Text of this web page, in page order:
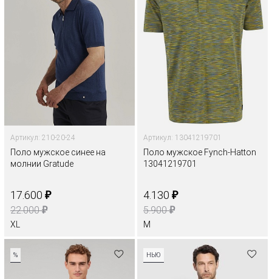
Артикул: 210-20-24
Поло мужское синее на
молнии Gratude
17.600 ₽
22.000₽
XL
Артикул: 13041219701
Поло мужское Fynch-Hatton
13041219701
4.130 ₽
5.900₽
M
% НЬЮ